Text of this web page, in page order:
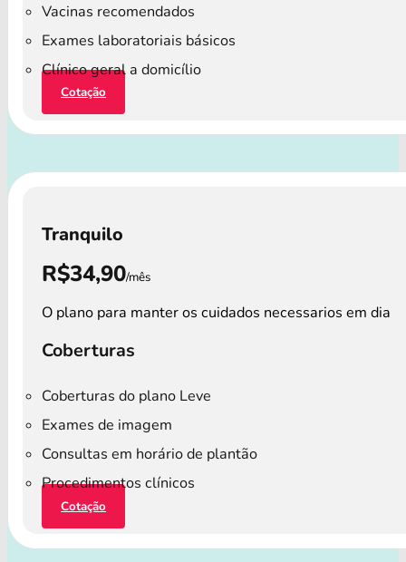
Vacinas recomendados
Exames laboratoriais básicos
Clínico geral a domicílio
Cotação
Tranquilo
R$34,90/mês
O plano para manter os cuidados necessarios em dia
Coberturas
Coberturas do plano Leve
Exames de imagem
Consultas em horário de plantão
Procedimentos clínicos
Cotação